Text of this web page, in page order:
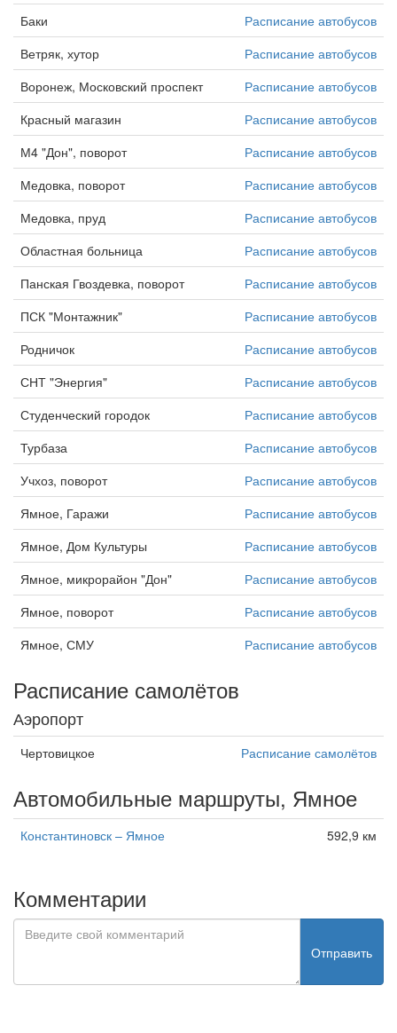
Баки
Расписание автобусов
Ветряк, хутор
Расписание автобусов
Воронеж, Московский проспект
Расписание автобусов
Красный магазин
Расписание автобусов
М4 "Дон", поворот
Расписание автобусов
Медовка, поворот
Расписание автобусов
Медовка, пруд
Расписание автобусов
Областная больница
Расписание автобусов
Панская Гвоздевка, поворот
Расписание автобусов
ПСК "Монтажник"
Расписание автобусов
Родничок
Расписание автобусов
СНТ "Энергия"
Расписание автобусов
Студенческий городок
Расписание автобусов
Турбаза
Расписание автобусов
Учхоз, поворот
Расписание автобусов
Ямное, Гаражи
Расписание автобусов
Ямное, Дом Культуры
Расписание автобусов
Ямное, микрорайон "Дон"
Расписание автобусов
Ямное, поворот
Расписание автобусов
Ямное, СМУ
Расписание автобусов
Расписание самолётов
Аэропорт
Чертовицкое Расписание самолётов
Автомобильные маршруты, Ямное
Константиновск – Ямное 592,9 км
Комментарии
Отправить